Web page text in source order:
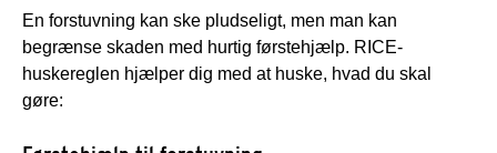
En forstuvning kan ske pludseligt, men man kan
begrænse skaden med hurtig førstehjælp. RICE-
huskereglen hjælper dig med at huske, hvad du skal
gøre: